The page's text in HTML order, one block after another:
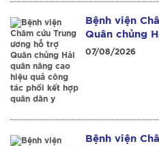
Bệnh viện
Quân chủng
công tác phối
07/08/2026
Bệnh viện